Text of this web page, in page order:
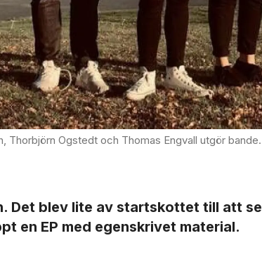
där alla är boende kring Kärda och Tenhult i Småland. Foto: Christopher Lundberg & Ulla Claesson
Det blev lite av startskottet till att
en EP med egenskrivet material.